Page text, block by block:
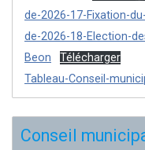
de-2026-17-Fixation-
de-2026-18-Election-
Beon
Télécharger
Tableau-Conseil-
Conseil